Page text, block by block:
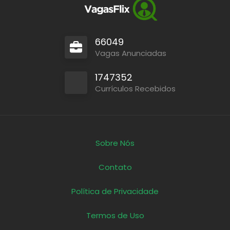
66049
Vagas Anunciadas
1747352
Currículos Recebidos
Sobre Nós
Contato
Política de Privacidade
Termos de Uso